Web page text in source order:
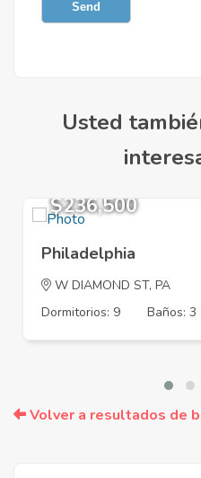
Send
Usted
$236,500
Philadelphia
W DIAMOND ST, PA
Dormitorios: 9
Baños: 3
Volver a resultados de